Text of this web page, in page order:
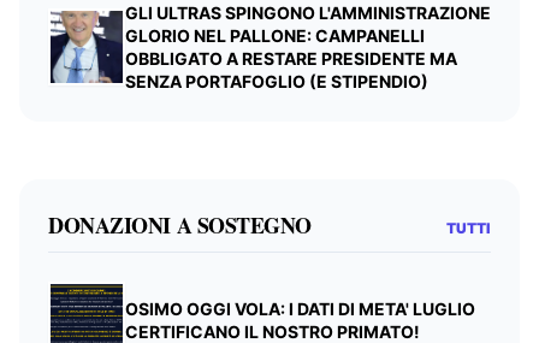
GLI ULTRAS SPINGONO L'AMMINISTRAZIONE
GLORIO NEL PALLONE: CAMPANELLI
OBBLIGATO A RESTARE PRESIDENTE MA
SENZA PORTAFOGLIO (E STIPENDIO)
DONAZIONI A SOSTEGNO TUTTI
OSIMO OGGI VOLA: I DATI DI META' LUGLIO
CERTIFICANO IL NOSTRO PRIMATO!